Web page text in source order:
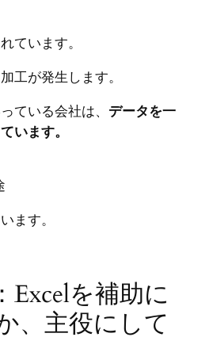
ています。
工が発生します。
ている会社は、 データを一
います。
ます。
を補助に
、主役にして